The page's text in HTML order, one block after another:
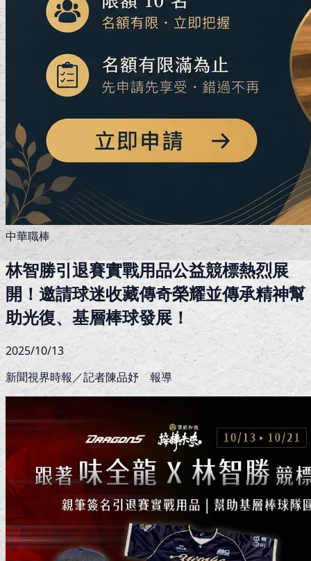
中華職棒
林智勝引退賽實戰用品公益競標熱烈展
開！邀請球迷收藏傳奇榮耀並傳承精神幫
助光復、基層棒球發展！
2025/10/13
新聞視界時報／記者陳品妤 報導